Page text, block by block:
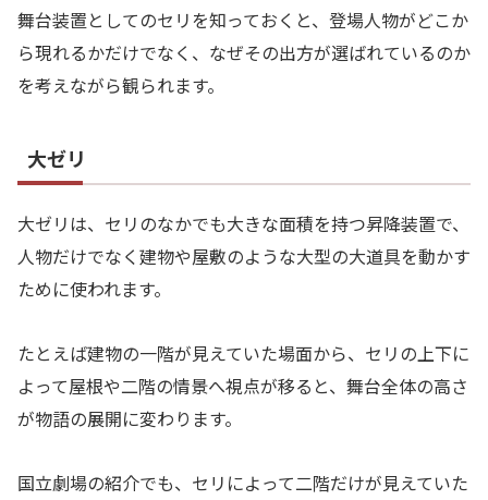
舞台装置としてのセリを知っておくと、登場人物がどこか
ら現れるかだけでなく、なぜその出方が選ばれているのか
を考えながら観られます。
大ゼリ
大ゼリは、セリのなかでも大きな面積を持つ昇降装置で、
人物だけでなく建物や屋敷のような大型の大道具を動かす
ために使われます。
たとえば建物の一階が見えていた場面から、セリの上下に
よって屋根や二階の情景へ視点が移ると、舞台全体の高さ
が物語の展開に変わります。
国立劇場の紹介でも、セリによって二階だけが見えていた